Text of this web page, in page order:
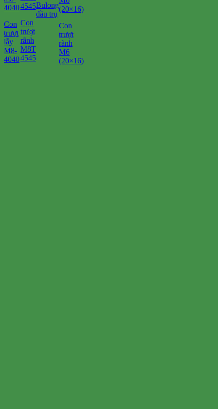
Con
trượt
lẫy
M8-
4040
Con
trượt
rãnh
M8T
4545
Bulong
đầu trụ
Con
trượt
rãnh
M6
(20×16)